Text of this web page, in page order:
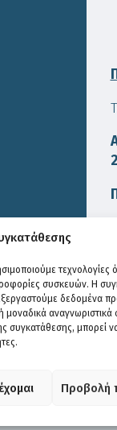
συσκευών. Η
δεδομένα
αναγνωριστικά
συγκατάθεσης, μπορεί
Προβολή
2026
GROUP|